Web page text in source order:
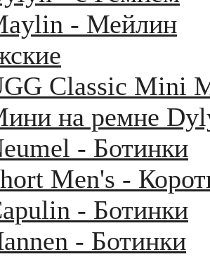
- Мейлин
Classic Mini
на ремне
- Ботинки
Men's -
- Ботинки
- Ботинки